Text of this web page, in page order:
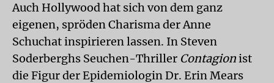
Auch Hollywood hat sich von dem ganz
eigenen, spröden Charisma der Anne
Schuchat inspirieren lassen. In Steven
Soderberghs Seuchen-Thriller Contagionist
die Figur der Epidemiologin Dr. Erin Mears